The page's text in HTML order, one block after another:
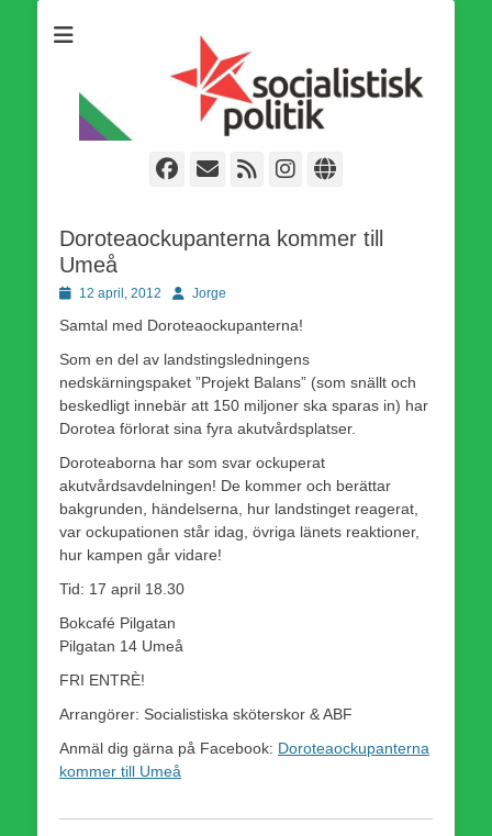
världsomfattande socialistiska Fjärde Internationalen och en viktig
tillgång i kampen för en socialistisk framtid!
Facebook
E-
Webbflöde
Instagram
Webbplats
Doroteaockupanterna kommer till
Umeå
Publicerad
12 april, 2012 Författare
Jorge
Samtal med Doroteaockupanterna!
Som en del av landstingsledningens
nedskärningspaket ”Projekt Balans” (som snällt och
beskedligt innebär att 150 miljoner ska sparas in) har
Dorotea förlorat sina fyra akutvårdsplatser.
Doroteaborna har som svar ockuperat
akutvårdsavdelningen! De kommer och berättar
bakgrunden, händelserna, hur landstinget reagerat,
var ockupationen står idag, övriga länets reaktioner,
hur kampen går vidare!
Tid: 17 april 18.30
Bokcafé Pilgatan
Pilgatan 14 Umeå
FRI ENTRÈ!
Arrangörer: Socialistiska sköterskor & ABF
Anmäl dig gärna på Facebook: Doroteaockupanterna
kommer till Umeå